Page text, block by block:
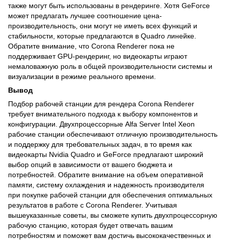
также могут быть использованы в рендеринге. Хотя GeForce
может предлагать лучшее соотношение цена-
производительность, они могут не иметь всех функций и
стабильности, которые предлагаются в Quadro линейке.
Обратите внимание, что Corona Renderer пока не
поддерживает GPU-рендеринг, но видеокарты играют
немаловажную роль в общей производительности системы и
визуализации в режиме реального времени.
Вывод
Подбор рабочей станции для рендера Corona Renderer
требует внимательного подхода к выбору компонентов и
конфигурации. Двухпроцессорные Alfa Server Intel Xeon
рабочие станции обеспечивают отличную производительность
и поддержку для требовательных задач, в то время как
видеокарты Nvidia Quadro и GeForce предлагают широкий
выбор опций в зависимости от вашего бюджета и
потребностей. Обратите внимание на объем оперативной
памяти, систему охлаждения и надежность производителя
при покупке рабочей станции для обеспечения оптимальных
результатов в работе с Corona Renderer. Учитывая
вышеуказанные советы, вы сможете купить двухпроцессорную
рабочую станцию, которая будет отвечать вашим
потребностям и поможет вам достичь высококачественных и